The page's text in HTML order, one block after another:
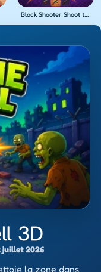
3D
juillet 2026
la zone dans
Block Shooter Shoot the Blocks!